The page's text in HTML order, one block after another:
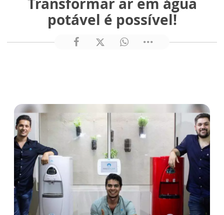
potável é possível!